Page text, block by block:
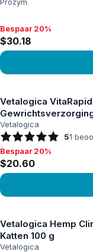
Bespaar 20%,
Bespaar 20%
$30.18
Vetalogica
Vetalogica
51
Bespaar 20%,
Bespaar 20%
$20.60
Vetalogica Hemp
Katten 100 g
Vetalogica